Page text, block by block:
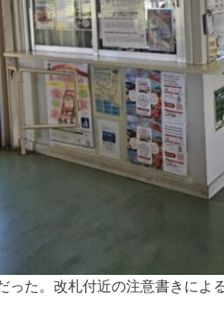
た。改札付近の注意書きによ